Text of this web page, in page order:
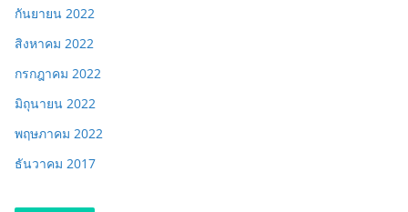
กันยายน 2022
สิงหาคม 2022
กรกฎาคม 2022
มิถุนายน 2022
พฤษภาคม 2022
ธันวาคม 2017